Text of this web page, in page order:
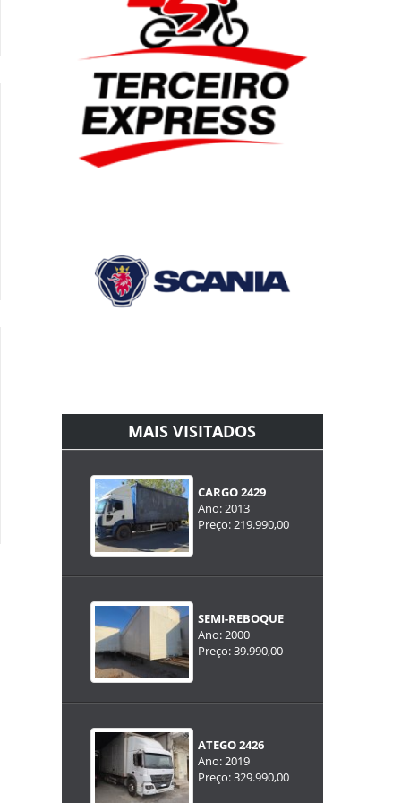
MAIS VISITADOS
CARGO 2429
Ano: 2013
Preço: 219.990,00
SEMI-REBOQUE
Ano: 2000
Preço: 39.990,00
ATEGO 2426
Ano: 2019
Preço: 329.990,00